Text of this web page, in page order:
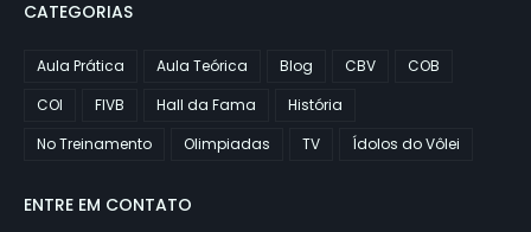
CATEGORIAS
Aula Prática Aula Teórica Blog CBV
COB
COI
FIVB Hall da Fama
História
No Treinamento
Olimpiadas TV Ídolos do Vôlei
ENTRE EM CONTATO